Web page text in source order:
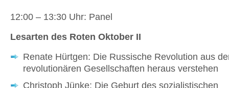
12:00 – 13:30 Uhr: Panel
Lesarten des Roten Oktober II
Renate Hürtgen: Die Russische Revolution aus
revolutionären Gesellschaften heraus verstehen
Christoph Jünke: Die Geburt des sozialistischen